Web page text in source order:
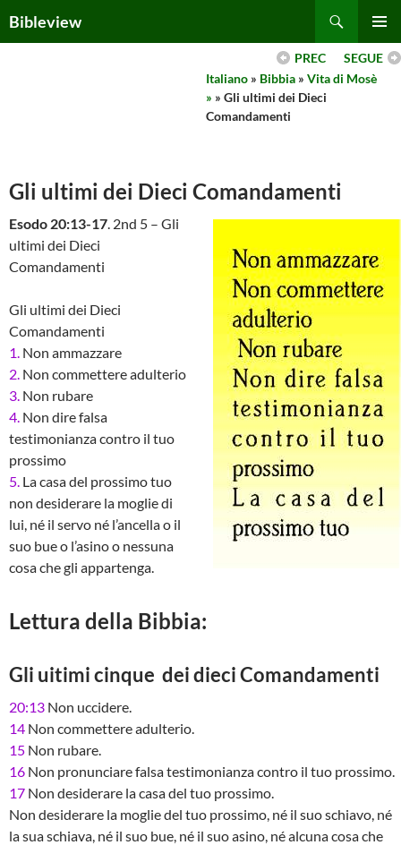
toBibleview
MENU
SEGUE
PREC
Italiano » Bibbia » Vita di Mosè
» » Gli ultimi dei Dieci
Comandamenti
Gli ultimi dei Dieci Comandamenti
Esodo 20:13-17. 2nd 5 – Gli
ultimi dei Dieci
Comandamenti
Gli ultimi dei Dieci
Comandamenti
1. Non ammazzare
2. Non commettere adulterio
3. Non rubare
4. Non dire falsa
testimonianza contro il tuo
prossimo
5. La casa del prossimo tuo
non desiderare la moglie di
lui, né il servo né l’ancella o il
suo bue o l’asino o nessuna
cosa che gli appartenga.
Lettura della Bibbia:
Gli uitimi cinque dei dieci Comandamenti
20:13 Non uccidere.
14 Non commettere adulterio.
15 Non rubare.
16 Non pronunciare falsa testimonianza contro il tuo prossimo.
17 Non desiderare la casa del tuo prossimo.
Non desiderare la moglie del tuo prossimo, né il suo schiavo, né
la sua schiava, né il suo bue, né il suo asino, né alcuna cosa che